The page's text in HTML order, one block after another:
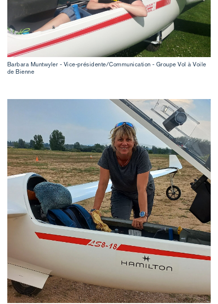
Barbara Muntwyler - Vice-présidente/Communication - Groupe Vol à Voile
de Bienne